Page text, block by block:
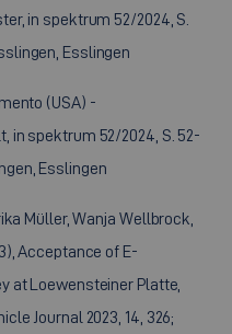
in spektrum 52/2024, S.
Esslingen
(USA) -
in spektrum 52/2024, S. 52-
Esslingen
Müller, Wanja Wellbrock,
Acceptance of E-
at Loewensteiner Platte,
Journal 2023, 14, 326;